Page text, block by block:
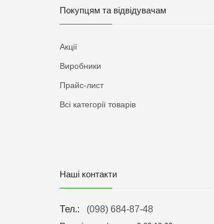
Покупцям та відвідувачам
Акції
Виробники
Прайс-лист
Всі категорії товарів
Наші контакти
Тел.: (098) 684-87-48